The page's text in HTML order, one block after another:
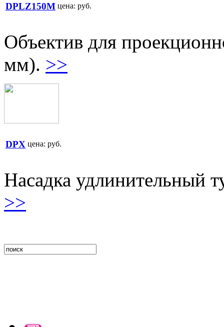
DPLZ150M цена: руб.
Объектив для
мм). >>
DPX цена: руб.
Насадка удлинительный
>>